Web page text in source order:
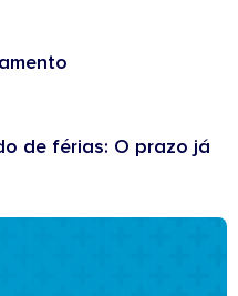
de férias: O prazo já